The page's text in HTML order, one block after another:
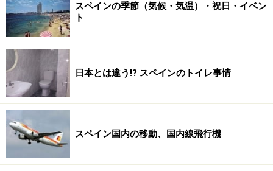
スペインの季節（気候・気温）・祝日・イベン
ト
日本とは違う!? スペインのトイレ事情
スペイン国内の移動、国内線飛行機